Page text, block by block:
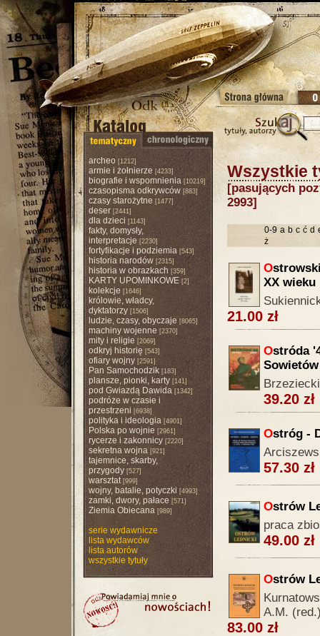
archeo [1212]
armie i żołnierze [4233]
biografie i wspomnienia[10219]
czasopisma odkrywców[883]
czasy starożytne [1477]
deser[2441]
dla dzieci [1143]
fakty, domysły,
interpretacje [2230]
fortyfikacje i podziemia[543]
historia narodów[2315]
historia w obrazkach [359]
KARTY UPOMINKOWE[2]
kolekcje [1646]
królowie, władcy,
dyktatorzy[1506]
ludzie, czasy, obyczaje [8065]
machiny wojenne [2370]
mity i religie [2069]
odkryj historię[543]
ofiary wojny[2591]
Pan Samochodzik[183]
plansze, pionki, karty[141]
pod Gwiazdą Dawida[1342]
podróże w czasie i
przestrzeni [6938]
polityka i ideologia[4901]
Polska po wojnie [2961]
rycerze i zakonnicy[2220]
sekretna wojna[921]
tajemnice, skarby,
przygody[527]
warsztat[999]
wojny, batalie, potyczki [4993]
zamki, dwory, pałace [571]
Ziemia Obiecana[989]
serie wydawnicze
lista wydawców
lista autorów
wszystkie tytuły
Wszystkie
[pasujących
2993]
0-9 a b c ć d
ż
O
XX wieku
21.00 zł
Ostróda
39.20 zł
Ostróg -
57.30 zł
Ostrów
praca
49.00 zł
Ostrów
A.M.
83.00 zł